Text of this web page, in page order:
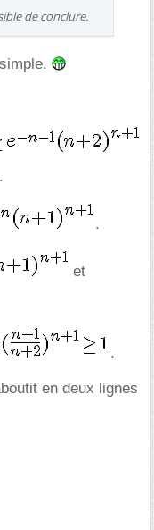
de conclure.
.
.
et
.
en deux lignes